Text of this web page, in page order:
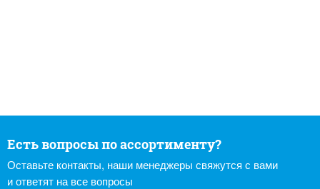
Есть вопросы по ассортименту?
Оставьте контакты, наши менеджеры свяжутся с вами
и ответят на все вопросы